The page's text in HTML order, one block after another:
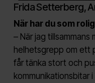
Frida Setterberg,
När har du som
– När jag
helhetsgrepp om ett
får tänka stort och
kommunikationsbitar